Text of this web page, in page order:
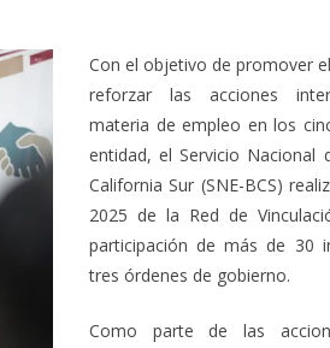
Con el objetivo de promover
reforzar las acciones
materia de empleo en los
entidad, el Servicio Nacional
California Sur (SNE-BCS)
2025 de la Red de
participación de más de 30
tres órdenes de gobierno.
Como parte de las